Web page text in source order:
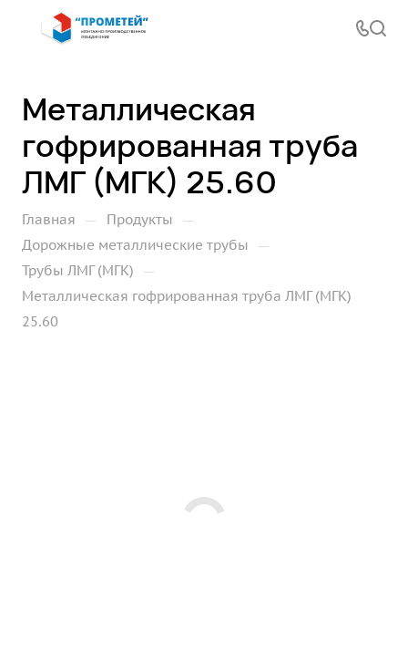
Металлическая
гофрированная труба
ЛМГ (МГК) 25.60
Главная — Продукты —
Дорожные металлические трубы —
Трубы ЛМГ (МГК) —
Металлическая гофрированная труба ЛМГ (МГК)
25.60